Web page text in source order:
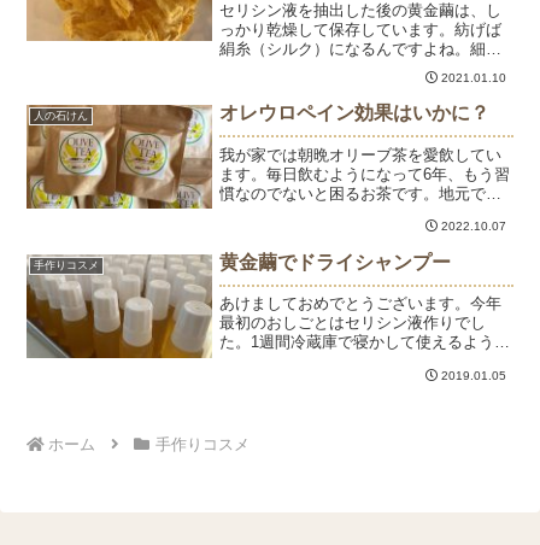
セリシン液を抽出した後の黄金繭は、し
っかり乾燥して保存しています。紡げば
絹糸（シルク）になるんですよね。細か
い繊維をひっぱって紡いでみました。一
気にシルク感♪乾燥した繭は、主に石けん
に入れてシルクの石けんにしています。
紡いだ繭はふわふわのコ...
2021.01.10
人の石けん オレウロペイン効果はいかに？
我が家では朝晩オリーブ茶を愛飲してい
ます。毎日飲むようになって6年、もう習
慣なのでないと困るお茶です。地元で収
っぱりするので飲んでいますが、オリー
ブ茶には赤ワインや緑茶よりも多くのポ
リフェノールが含まれて...
2022.10.07
手作りコスメ 黄金繭でドライシャンプー
あけましておめでとうございます。今年
最初のおしごとはセリシン液作りでし
た。1週間冷蔵庫で寝かして使えるように
繭はシルクの原材料です。ちょっと贅沢
2019.01.05
ホーム 手作りコスメ